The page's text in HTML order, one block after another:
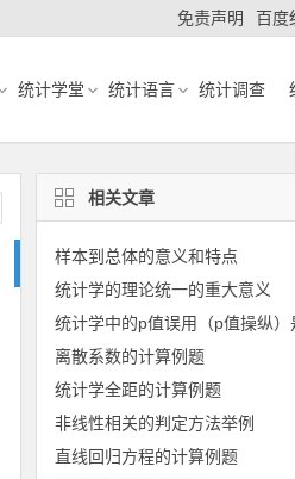
免责声明 百度
统计学堂 统计语言 统计调查
相关文章
样本到总体的意义和特点
统计学的理论统一的重大意义
统计学中的p值误用（p值操纵）
离散系数的计算例题
统计学全距的计算例题
非线性相关的判定方法举例
直线回归方程的计算例题